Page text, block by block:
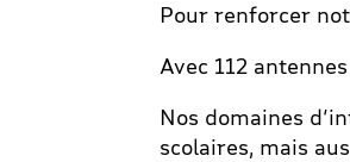
Pour renforcer
Avec 112
Nos domaines
scolaires, mais